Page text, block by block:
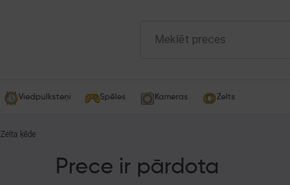
Viedpulksteņi Spēles Kameras Zelts
Zelta ķēde
Prece ir pārdota